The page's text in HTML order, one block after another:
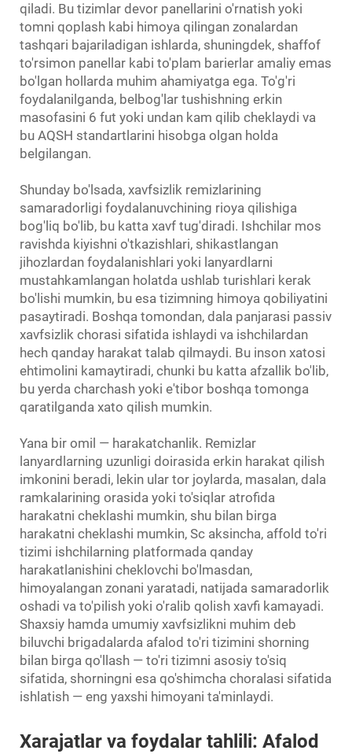
qiladi. Bu tizimlar devor panellarini o'rnatish yoki
tomni qoplash kabi himoya qilingan zonalardan
tashqari bajariladigan ishlarda, shuningdek, shaffof
to'rsimon panellar kabi to'plam barierlar amaliy emas
bo'lgan hollarda muhim ahamiyatga ega. To'g'ri
foydalanilganda, belbog'lar tushishning erkin
masofasini 6 fut yoki undan kam qilib cheklaydi va
bu AQSH standartlarini hisobga olgan holda
belgilangan.
Shunday bo'lsada, xavfsizlik remizlarining
samaradorligi foydalanuvchining rioya qilishiga
bog'liq bo'lib, bu katta xavf tug'diradi. Ishchilar mos
ravishda kiyishni o'tkazishlari, shikastlangan
jihozlardan foydalanishlari yoki lanyardlarni
mustahkamlangan holatda ushlab turishlari kerak
bo'lishi mumkin, bu esa tizimning himoya qobiliyatini
pasaytiradi. Boshqa tomondan, dala panjarasi passiv
xavfsizlik chorasi sifatida ishlaydi va ishchilardan
hech qanday harakat talab qilmaydi. Bu inson xatosi
ehtimolini kamaytiradi, chunki bu katta afzallik bo'lib,
bu yerda charchash yoki e'tibor boshqa tomonga
qaratilganda xato qilish mumkin.
Yana bir omil — harakatchanlik. Remizlar
lanyardlarning uzunligi doirasida erkin harakat qilish
imkonini beradi, lekin ular tor joylarda, masalan, dala
ramkalarining orasida yoki to'siqlar atrofida
harakatni cheklashi mumkin, shu bilan birga
harakatni cheklashi mumkin, Sc aksincha, affold to'ri
tizimi ishchilarning platformada qanday
harakatlanishini cheklovchi bo'lmasdan,
himoyalangan zonani yaratadi, natijada samaradorlik
oshadi va to'pilish yoki o'ralib qolish xavfi kamayadi.
Shaxsiy hamda umumiy xavfsizlikni muhim deb
biluvchi brigadalarda afalod to'ri tizimini shorning
bilan birga qo'llash — to'ri tizimni asosiy to'siq
sifatida, shorningni esa qo'shimcha choralasi sifatida
ishlatish — eng yaxshi himoyani ta'minlaydi.
Xarajatlar va foydalar tahlili: Afalod